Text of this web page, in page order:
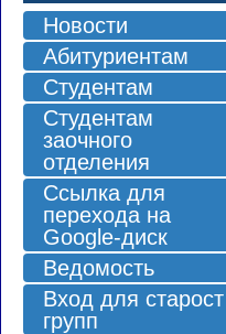
Новости
Абитуриентам
Студентам
Студентам
заочного
отделения
Ссылка для
перехода на
Google-диск
Ведомость
Вход для старост
групп